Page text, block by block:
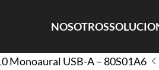
NOSOTROS
Monoaural USB-A – 80S01A6